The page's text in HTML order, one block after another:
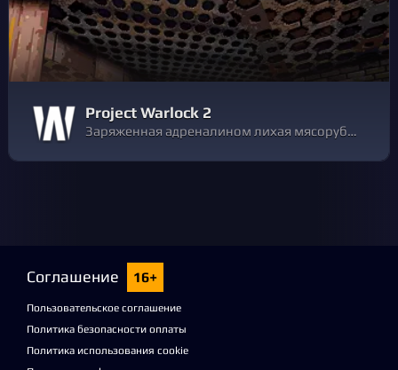
Project Warlock 2
Заряженная адреналином лихая мясорубка в стиле ретро, доверху набитая магией, демонами, вертикальными площадками, 3D-графикой и 2D-элементами под аккомпанемент тяжелого металла. Project Warlock II – взрывное продолжение бумер-шутера, вдохновленного Quake и Doom 64, о котором вы стеснялись попросить.
Соглашение 16+
Пользовательское соглашение
Политика безопасности оплаты
Политика использования cookie